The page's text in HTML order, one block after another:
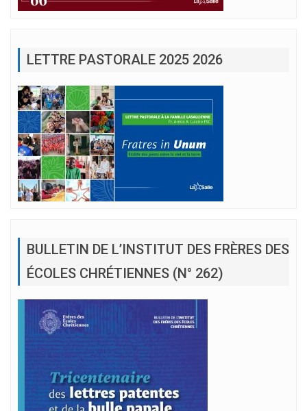
LETTRE PASTORALE 2025 2026
BULLETIN DE L’INSTITUT DES FRÈRES DES
ÉCOLES CHRÉTIENNES (N° 262)